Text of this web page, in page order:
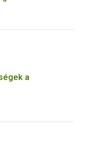
és kiállítást
a